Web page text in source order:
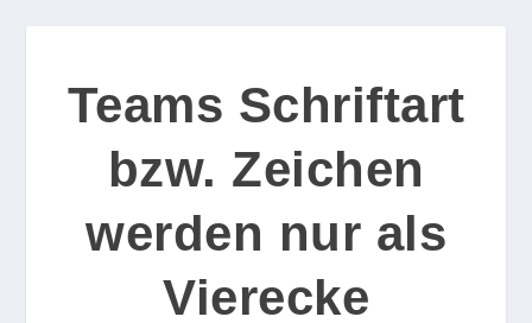
Teams Schriftart
bzw. Zeichen
werden nur als
Vierecke